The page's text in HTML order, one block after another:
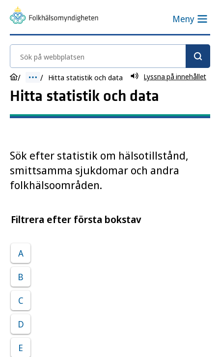
Meny
Sök på webbplatsen
Hitta statistik och data Lyssna på innehållet
Hitta statistik och data
Sök efter statistik om hälsotillstånd,
smittsamma sjukdomar och andra
folkhälsoområden.
Filtrera efter första bokstav
A
B
C
D
E